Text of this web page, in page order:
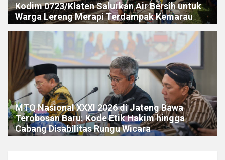
Kodim 0723/Klaten Salurkan Air Bersih untuk
Warga Lereng Merapi Terdampak Kemarau
MTQ Nasional XXXI 2026 di Jateng Bawa
Terobosan Baru: Kode Etik Hakim hingga
Cabang Disabilitas Rungu Wicara